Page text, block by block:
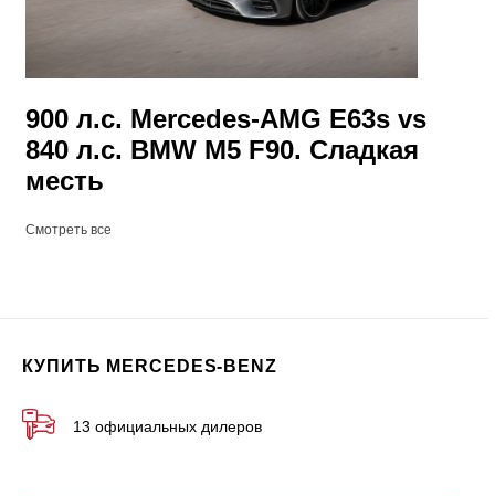
900 л.с. Mercedes-AMG E63s vs
840 л.с. BMW M5 F90. Сладкая
месть
Смотреть все
КУПИТЬ MERCEDES-BENZ
13 официальных дилеров